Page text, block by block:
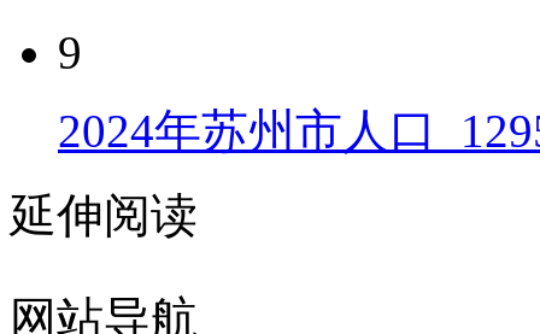
9
2024年苏州市人口
延伸阅读
网站导航